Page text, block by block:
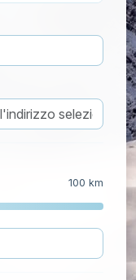
casa
100 km